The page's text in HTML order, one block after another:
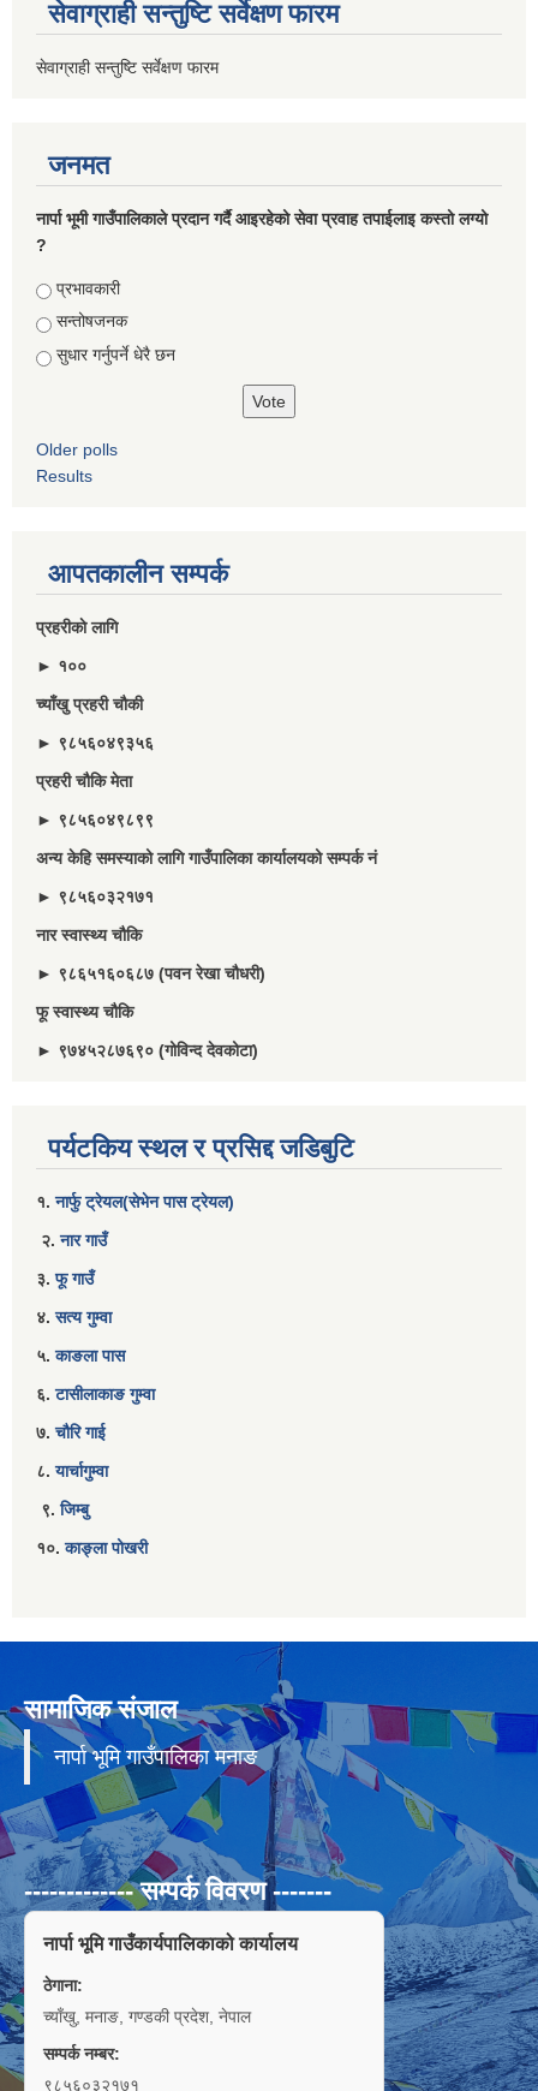
सेवाग्राही सन्तुष्टि सर्वेक्षण फारम
सेवाग्राही सन्तुष्टि सर्वेक्षण फारम
जनमत
नार्पा भूमी गाउँपालिकाले प्रदान गर्दै आइरहेको सेवा प्रवाह तपाईलाइ कस्तो लग्यो
?
Choices
प्रभावकारी
सन्तोषजनक
सुधार गर्नुपर्ने धेरै छन
Older polls
Results
आपतकालीन सम्पर्क
प्रहरीकाे लागि
► १००
च्याँखु प्रहरी चाैकी
► ९८५६०४९३५६
प्रहरी चौकि मेता
► ९८५६०४९८९९
अन्य केहि समस्याको लागि गाउँपालिका कार्यालयको सम्पर्क नं
► ९८५६०३२१७१
नार स्वास्थ्य चौकि
► ९८६५१६०६८७ (पवन रेखा चौधरी)
फू स्वास्थ्य चौकि
► ९७४५२८७६९० (गोविन्द देवकोटा)
पर्यटकिय स्थल र प्रसिद्द जडिबुटि
१.नार्फु ट्रेयल(सेभेन पास ट्रेयल)
२.नार गाउँ
३.फू गाउँ
४.सत्य गुम्वा
५.काङला पास
६.टासीलाकाङ गुम्वा
७.चौरि गाई
८.यार्चागुम्वा
९.जिम्बु
१०.काङ्ला पोखरी
सामाजिक संजाल
नार्पा भूमि गाउँपालिका मनाङ
------------- सम्पर्क विवरण -------
नार्पा भूमि गाउँकार्यपालिकाको कार्यालय
ठेगाना:
च्याँखु, मनाङ, गण्डकी प्रदेश, नेपाल
सम्पर्क नम्बर:
९८५६०३२१७१